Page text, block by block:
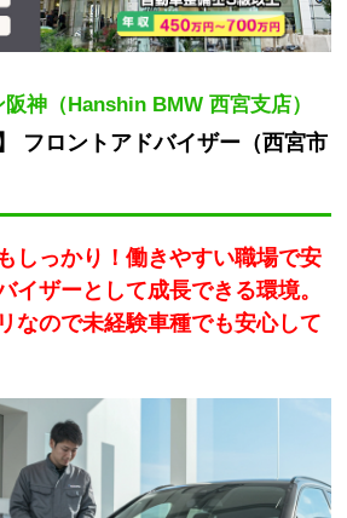
神（Hanshin BMW 西宮支店）
フロントアドバイザー（西宮市
しっかり！働きやすい職場で安
イザーとして成長できる環境。
なので未経験車種でも安心して